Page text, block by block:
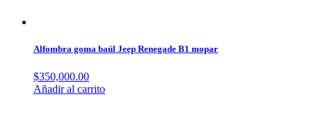
Alfombra goma baúl Jeep Renegade B1 mopar
$350,000.00
Añadir al carrito